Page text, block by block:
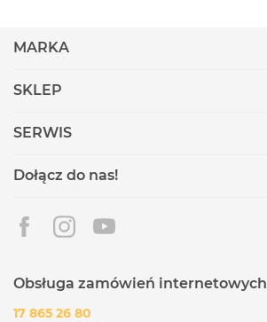
MARKA
SKLEP
SERWIS
Dołącz do nas!
Obsługa zamówień internetowych
17 865 26 80